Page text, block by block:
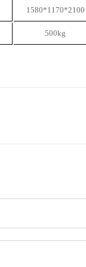
1580*1170*2100
500kg